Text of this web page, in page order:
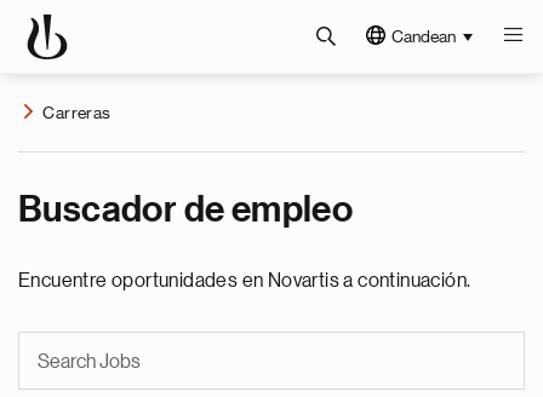
Candean
Carreras
Buscador de empleo
Encuentre oportunidades en Novartis a continuación.